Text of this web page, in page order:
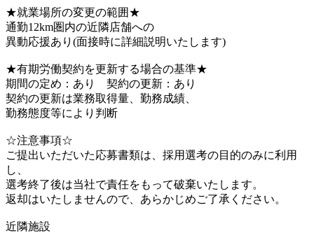
★就業場所の変更の範囲★
通勤12km圏内の近隣店舗への
異動応援あり(面接時に詳細説明いたします)
★有期労働契約を更新する場合の基準★
期間の定め：あり 契約の更新：あり
契約の更新は業務取得量、勤務成績、
勤務態度等により判断
☆注意事項☆
ご提出いただいた応募書類は、採用選考の目的のみに利用
し、
選考終了後は当社で責任をもって破棄いたします。
返却はいたしませんので、あらかじめご了承ください。
近隣施設